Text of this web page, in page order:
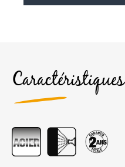
Caractéristiques